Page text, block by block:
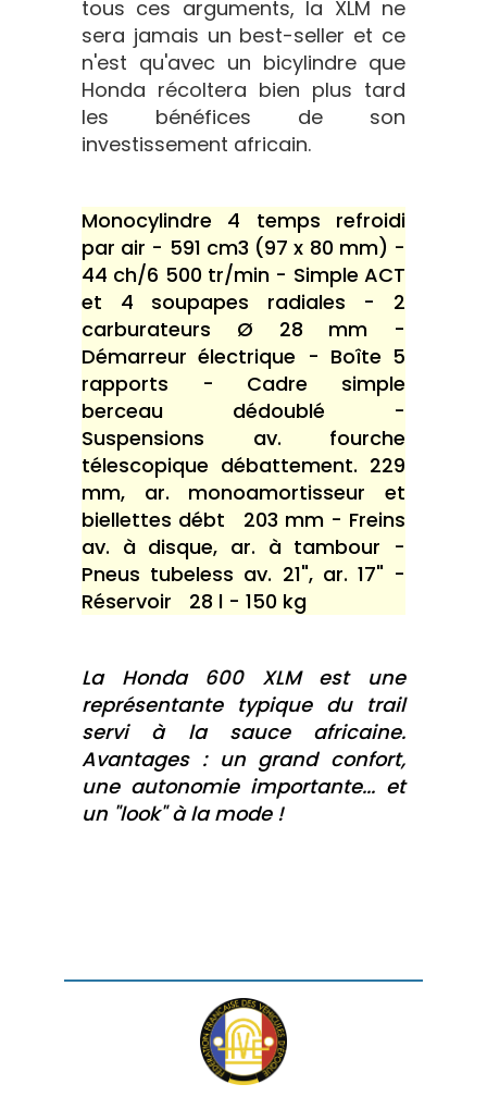
tous ces arguments, la XLM ne
sera jamais un best-seller et ce
n'est qu'avec un bicylindre que
Honda récoltera bien plus tard
les bénéfices de son
investissement africain.
Monocylindre 4 temps refroidi
par air - 591 cm3 (97 x 80 mm) -
44 ch/6 500 tr/min - Simple ACT
et 4 soupapes radiales - 2
carburateurs Ø 28 mm -
Démarreur électrique - Boîte 5
rapports - Cadre simple
berceau dédoublé -
Suspensions av. fourche
télescopique débattement. 229
mm, ar. monoamortisseur et
biellettes débt 203 mm - Freins
av. à disque, ar. à tambour -
Pneus tubeless av. 21", ar. 17" -
Réservoir 28 l - 150 kg
La Honda 600 XLM est une
représentante typique du trail
servi à la sauce africaine.
Avantages : un grand confort,
une autonomie importante... et
un "look" à la mode !